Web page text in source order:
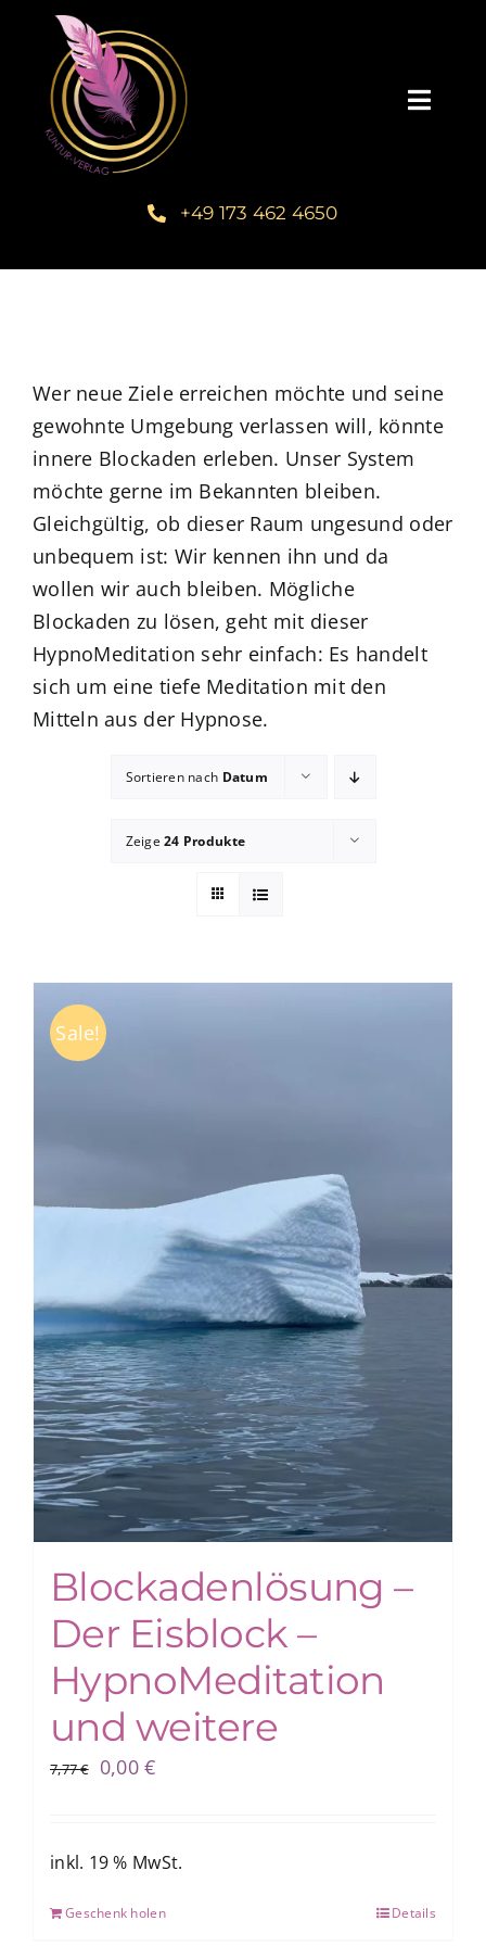
springen
Verlegerin Deborah Bichlmeier
Schreibmentoring – Masterclass
Blog
zum Buchhandel
+49 173 462 4650
Wer neue Ziele erreichen möchte und seine
gewohnte Umgebung verlassen will, könnte
innere Blockaden erleben. Unser System
möchte gerne im Bekannten bleiben.
Gleichgültig, ob dieser Raum ungesund oder
unbequem ist: Wir kennen ihn und da
wollen wir auch bleiben. Mögliche
Blockaden zu lösen, geht mit dieser
HypnoMeditation sehr einfach: Es handelt
sich um eine tiefe Meditation mit den
Mitteln aus der Hypnose.
Sortieren nach Datum
Zeige24 Produkte
Sale!
Blockadenlösung –
Der Eisblock –
HypnoMeditation
und weitere
7,77€
Ursprünglicher
7,77 €
0,00€Aktueller
0,00 €.
inkl. 19 % MwSt.
Geschenk holen Details